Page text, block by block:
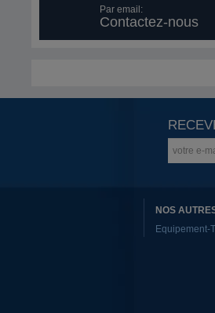
Par email:
Contactez-nous
NOS
Equipement-